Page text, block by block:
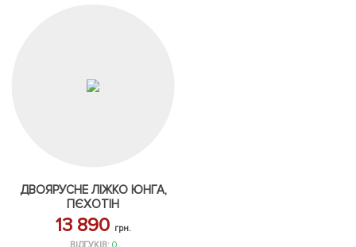
ДВОЯРУСНЕ ЛІЖКО ЮНГА,
ПЄХОТІН
13 890 грн.